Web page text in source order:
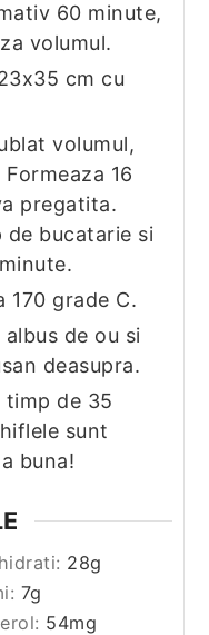
60 minute,
volumul.
cm cu
volumul,
16
pregatita.
de bucatarie si
170 grade C.
de ou si
deasupra.
de 35
sunt
buna!
28g
7g
54mg